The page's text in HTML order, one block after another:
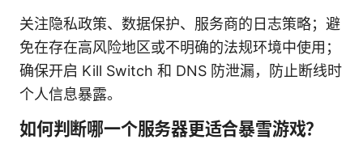
关注隐私政策、数据保护、服务商的日志策略；避
免在存在高风险地区或不明确的法规环境中使用；
确保开启 Kill Switch 和 DNS 防泄漏，防止断线时
个人信息暴露。
如何判断哪一个服务器更适合暴雪游戏？